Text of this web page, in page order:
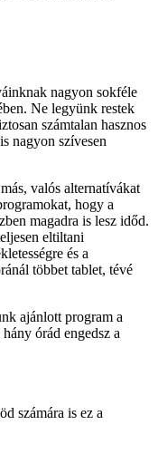
nagyon sokféle
Ne legyünk restek
számtalan hasznos
nagyon szívesen
valós alternatívákat
hogy a
magadra is lesz időd.
eltiltani
és a
többet tablet, tévé
ajánlott program a
órád engedsz a
számára is ez a